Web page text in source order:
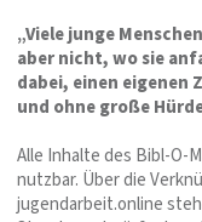
„Viele junge
aber nicht, wo sie
dabei, einen eigenen
und ohne große
Alle Inhalte des Bibl-O-
nutzbar. Über die
jugendarbeit.online